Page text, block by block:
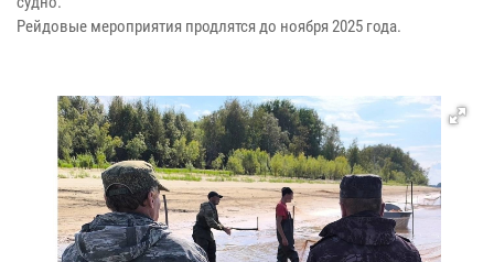
Рейдовые мероприятия продлятся до ноября 2025 года.